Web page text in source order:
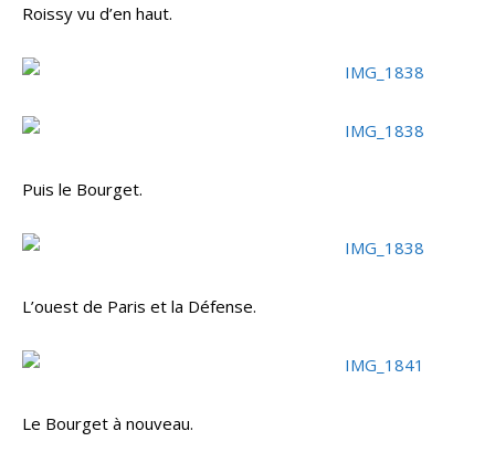
Roissy vu d’en haut.
Puis le Bourget.
L’ouest de Paris et la Défense.
Le Bourget à nouveau.